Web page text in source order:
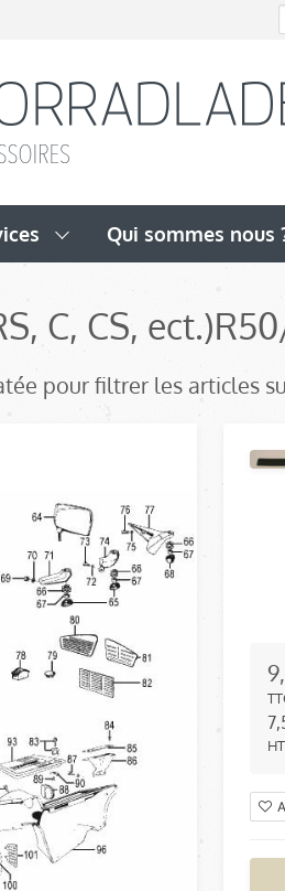
Qui sommes nous
C, CS, ect.)
pour filtrer les articles
HT